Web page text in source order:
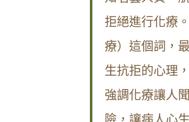
拒絕進行化療
療）這個詞，
生抗拒的心理
強調化療讓人